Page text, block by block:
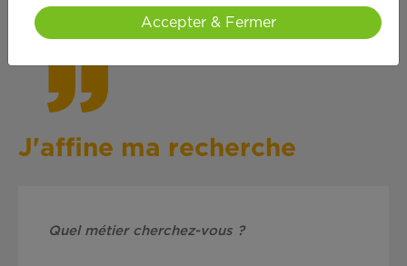
cœur !
J'affine ma recherche
Accepter & Fermer